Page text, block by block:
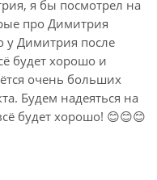
я бы посмотрел на
про Димитрия
у Димитрия после
будет хорошо и
очень больших
Будем надеяться на
будет хорошо! 😊😊😊